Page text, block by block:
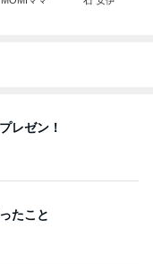
レゼン！
たこと